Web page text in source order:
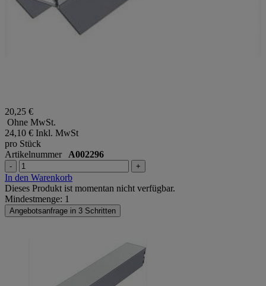
20,25 €
Ohne MwSt.
24,10 € Inkl. MwSt
pro Stück
Artikelnummer A002296
- +
In den Warenkorb
Dieses Produkt ist momentan nicht verfügbar.
Mindestmenge: 1
Angebotsanfrage in 3 Schritten